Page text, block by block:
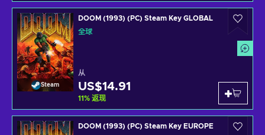
Steam
DOOM (1993) (PC) Steam Key GLOBAL
全球
从
US$14.91
11% 返现
DOOM (1993) (PC) Steam Key EUROPE